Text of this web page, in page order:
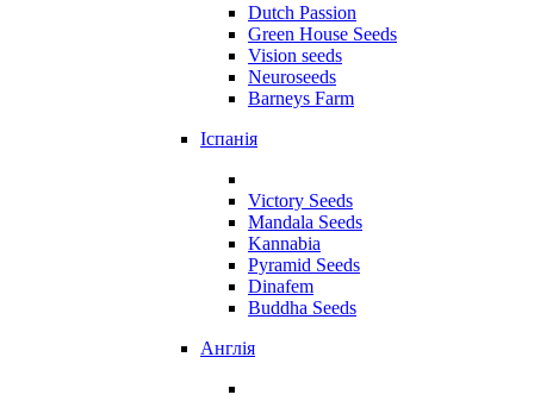
Dutch Passion
Green House Seeds
Vision seeds
Neuroseeds
Barneys Farm
Іспанія
Victory Seeds
Mandala Seeds
Kannabia
Pyramid Seeds
Dinafem
Buddha Seeds
Англія